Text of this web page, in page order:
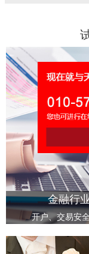
金融行
开户、交易安